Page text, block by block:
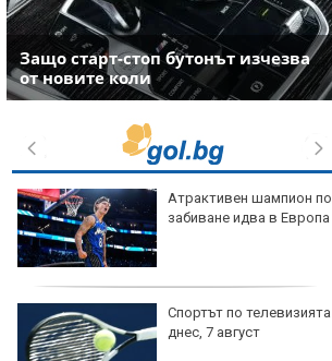
Защо старт-стоп бутонът изчезва
от новите коли
Атрактивен шампион по
забиване идва в Европа
Спортът по телевизията
днес, 7 август